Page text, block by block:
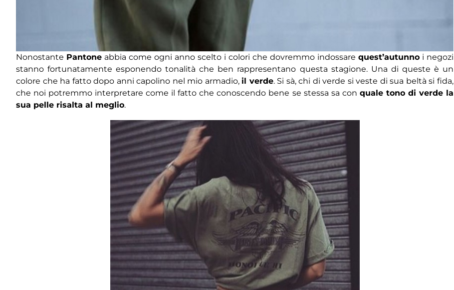
Nonostante Pantone abbia come ogni anno scelto i colori che dovremmo indossare quest’autunno i negozi
stanno fortunatamente esponendo tonalità che ben rappresentano questa stagione. Una di queste è un
colore che ha fatto dopo anni capolino nel mio armadio,il verde. Si sà, chi di verde si veste di sua beltà si fida,
che noi potremmo interpretare come il fatto che conoscendo bene se stessa sa con quale tono di verde la
sua pelle risalta al meglio.